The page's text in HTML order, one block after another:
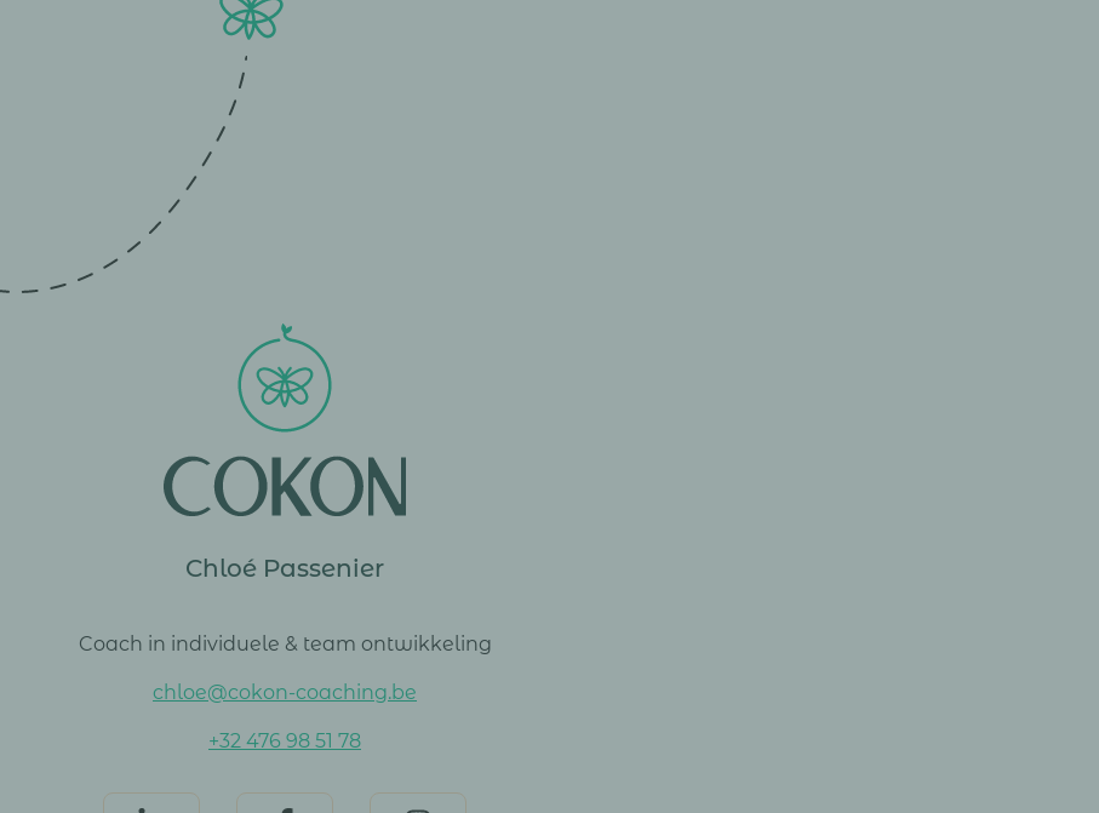
Chloé Passenier
Coach in individuele & team ontwikkeling
chloe@cokon-coaching.be
+32 476 98 51 78